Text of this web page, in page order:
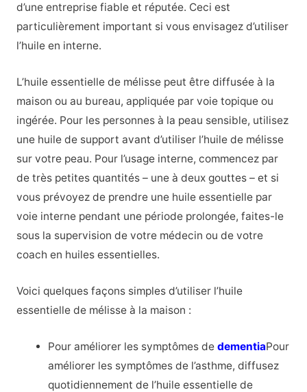
d’une entreprise fiable et réputée. Ceci est
particulièrement important si vous envisagez d’utiliser
l’huile en interne.
L’huile essentielle de mélisse peut être diffusée à la
maison ou au bureau, appliquée par voie topique ou
ingérée. Pour les personnes à la peau sensible, utilisez
une huile de support avant d’utiliser l’huile de mélisse
sur votre peau. Pour l’usage interne, commencez par
de très petites quantités – une à deux gouttes – et si
vous prévoyez de prendre une huile essentielle par
voie interne pendant une période prolongée, faites-le
sous la supervision de votre médecin ou de votre
coach en huiles essentielles.
Voici quelques façons simples d’utiliser l’huile
essentielle de mélisse à la maison :
Pour améliorer les symptômes dedementiaPour
améliorer les symptômes de l’asthme, diffusez
quotidiennement de l’huile essentielle de